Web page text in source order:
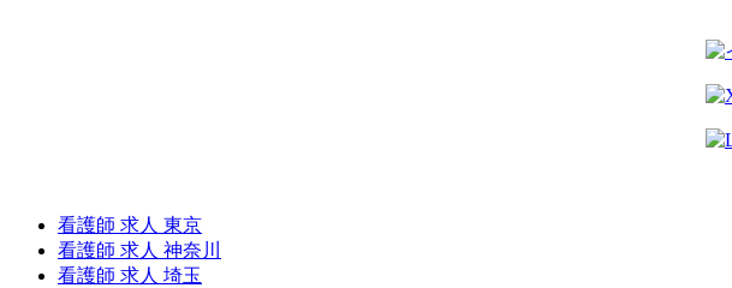
看護師 求人 東京
看護師 求人 神奈川
看護師 求人 埼玉